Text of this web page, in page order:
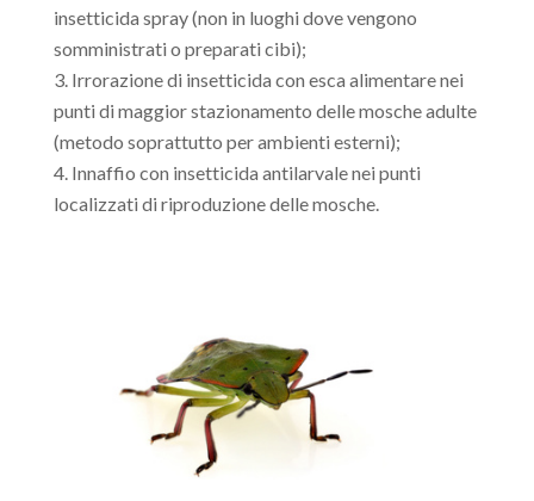
insetticida spray (non in luoghi dove vengono
somministrati o preparati cibi);
Irrorazione di insetticida con esca alimentare nei
punti di maggior stazionamento delle mosche adulte
(metodo soprattutto per ambienti esterni);
Innaffio con insetticida antilarvale nei punti
localizzati di riproduzione delle mosche.